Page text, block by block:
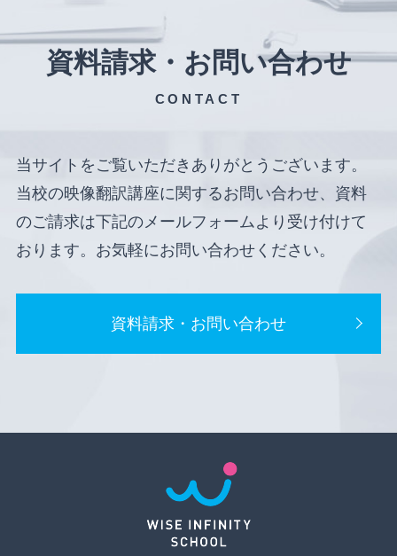
資料請求・お問い合わせ
CONTACT
当サイトをご覧いただきありがとうございます。
当校の映像翻訳講座に関するお問い合わせ、資料
のご請求は下記のメールフォームより受け付けて
おります。お気軽にお問い合わせください。
資料請求・お問い合わせ